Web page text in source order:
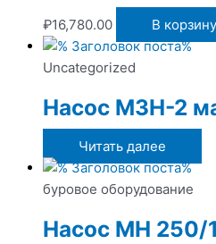
₽16,780.00 В корзину
Uncategorized
Насос МЗН-2
Читать далее
буровое оборудование
Насос МН 250/